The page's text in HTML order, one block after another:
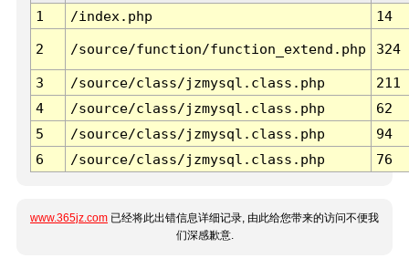
1
/index.php 14
2 /source/function/function_extend.php 324
3 /source/class/jzmysql.class.php
211
4
/source/class/jzmysql.class.php
62
5
/source/class/jzmysql.class.php
94
6
/source/class/jzmysql.class.php 76
www.365jz.com 已经将此出错信息详细记录, 由此给您带来的访问不便我
们深感歉意.